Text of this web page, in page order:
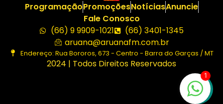
ProgramaçãoPromoçõesNotíciasAnuncie
Fale Conosco
(66) 9 9909-1021
(66) 3401-1345
aruana@aruanafm.com.br
Endereço: Rua Bororos, 673 - Centro - Barra do Garças / MT
2024 | Todos Direitos Reservados
1